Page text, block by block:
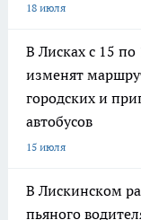
18 июля
В Лисках с 15
изменят
городских и
автобусов
15 июля
В Лискинском
пьяного